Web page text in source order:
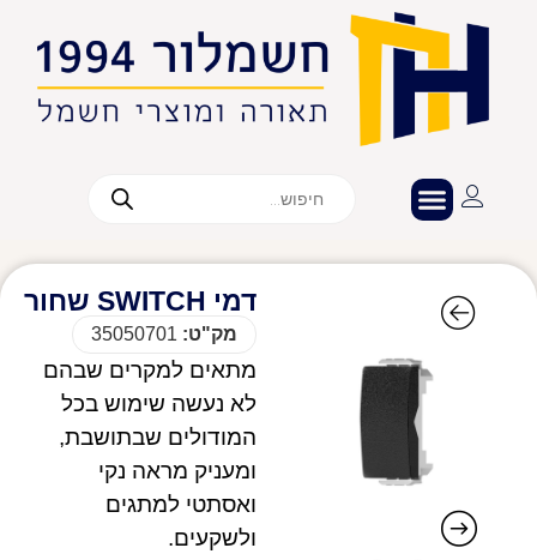
דמי SWITCH שחור
מק"ט: 35050701
מתאים למקרים שבהם
לא נעשה שימוש בכל
המודולים שבתושבת,
ומעניק מראה נקי
ואסתטי למתגים
ולשקעים.